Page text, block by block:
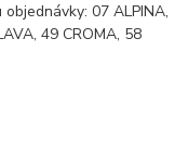
07 ALPINA,
49 CROMA, 58